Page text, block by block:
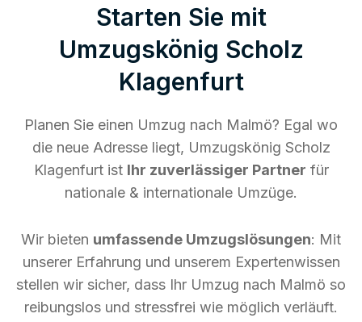
Starten Sie mit
Umzugskönig Scholz
Klagenfurt
Planen Sie einen Umzug nach Malmö? Egal wo
die neue Adresse liegt, Umzugskönig Scholz
Klagenfurt ist Ihr zuverlässiger Partner für
nationale & internationale Umzüge.
Wir bieten umfassende Umzugslösungen: Mit
unserer Erfahrung und unserem Expertenwissen
stellen wir sicher, dass Ihr Umzug nach Malmö so
reibungslos und stressfrei wie möglich verläuft.